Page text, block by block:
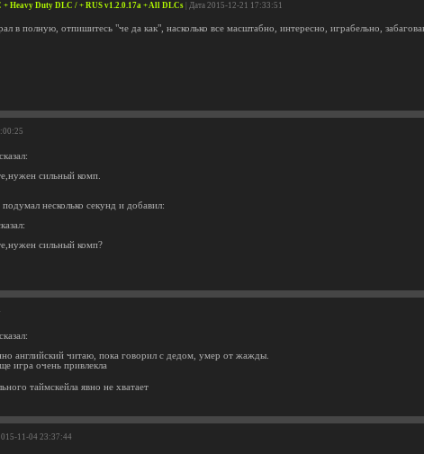
Heavy Duty DLC / + RUS v1.2.0.17a + All DLCs | Дата 2015-12-21 17:33:51
в полную, отпишитесь "че да как", насколько все масштабно, интересно, играбельно,
сказал:
сильный комп.
несколько секунд и добавил:
сильный комп?
сказал:
английский читаю, пока говорил с дедом, умер от жажды.
игра очень привлекла
таймскейла явно не хватает
11-04 23:37:44